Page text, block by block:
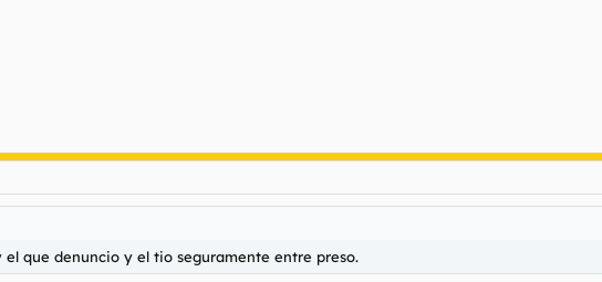
el que denuncio y el tio seguramente entre preso.